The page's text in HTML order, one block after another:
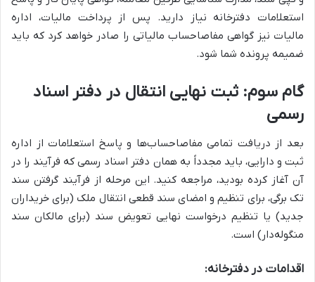
استعلامات دفترخانه نیاز دارید. پس از پرداخت مالیات، اداره
مالیات نیز گواهی مفاصاحساب مالیاتی را صادر خواهد کرد که باید
ضمیمه پرونده شما شود.
گام سوم: ثبت نهایی انتقال در دفتر اسناد
رسمی
بعد از دریافت تمامی مفاصاحساب‌ها و پاسخ استعلامات از اداره
ثبت و دارایی، باید مجدداً به همان دفتر اسناد رسمی که فرآیند را در
آن آغاز کرده بودید، مراجعه کنید. این مرحله از فرآیند گرفتن سند
تک برگی، برای تنظیم و امضای سند قطعی انتقال ملک (برای خریداران
جدید) یا تنظیم درخواست نهایی تعویض سند (برای مالکان سند
منگوله‌دار) است.
اقدامات در دفترخانه: